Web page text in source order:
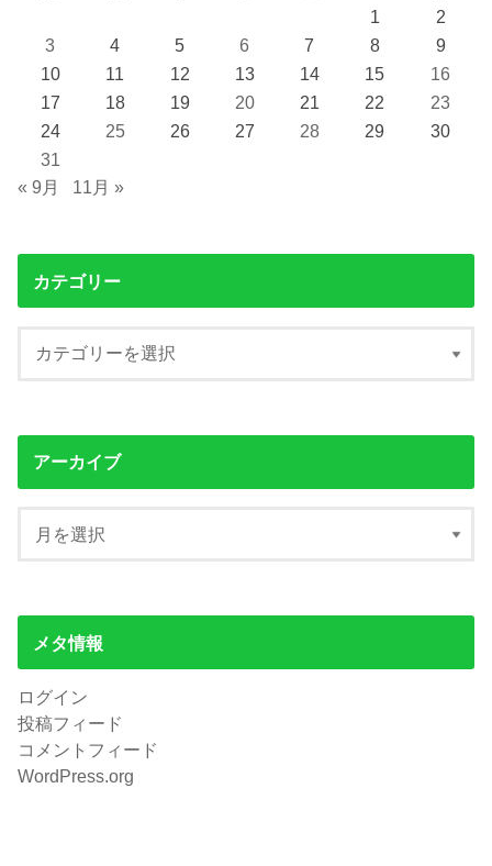
1
2
3
4 5 6 7 8
9
10
11 12 13 14 15
16
17
18 19 20 21 22
23
24
25 26 27 28 29
30
31
« 9月
11月 »
カテゴリー
アーカイブ
メタ情報
ログイン
投稿フィード
コメントフィード
WordPress.org